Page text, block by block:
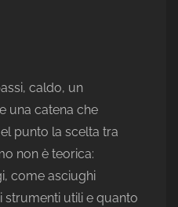
caldo, un
una catena che
punto la scelta tra
non è teorica:
come asciughi
strumenti utili e quanto